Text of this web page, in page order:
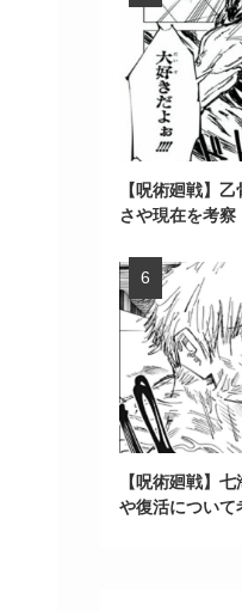
【呪術廻戦】
さや現在を考察
【呪術廻戦】
や復活について